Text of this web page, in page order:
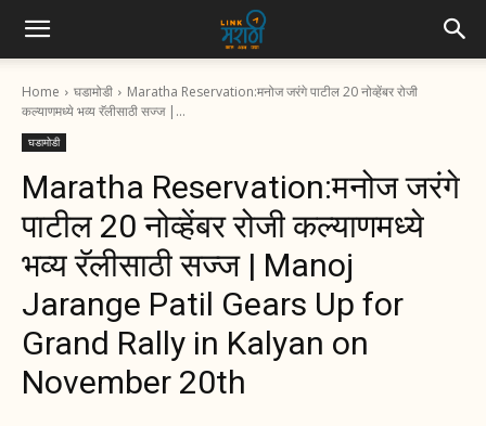
Home घडामोडी
Maratha Reservation:मनोज जरंगे पाटील 20 नोव्हेंबर रोजी
कल्याणमध्ये भव्य रॅलीसाठी सज्ज |...
घडामोडी
Maratha Reservation:मनोज जरंगे
पाटील 20 नोव्हेंबर रोजी कल्याणमध्ये
भव्य रॅलीसाठी सज्ज | Manoj
Jarange Patil Gears Up for
Grand Rally in Kalyan on
November 20th